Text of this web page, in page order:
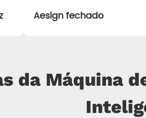
Aesign fechado
da Máquina